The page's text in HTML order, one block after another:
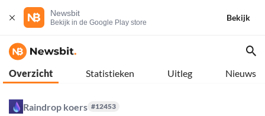
Newsbit
Bekijk in de Google Play store
Bekijk
Overzicht Statistieken Uitleg Nieuws
Raindrop koers #12453